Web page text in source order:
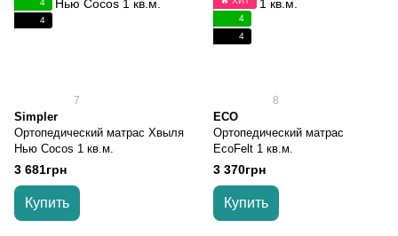
4
4
7
Simpler
Ортопедический матрас Хвыля
Нью Cocos 1 кв.м.
3 681грн
Купить
4
4
8
ECO
Ортопедический матрас
EcoFelt 1 кв.м.
3 370грн
Купить